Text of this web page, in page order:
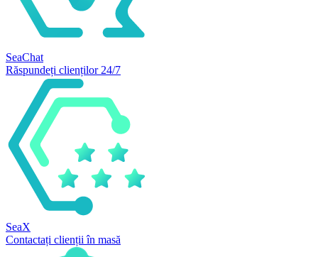
SeaChat
Răspundeți clienților 24/7
SeaX
Contactați clienții în masă